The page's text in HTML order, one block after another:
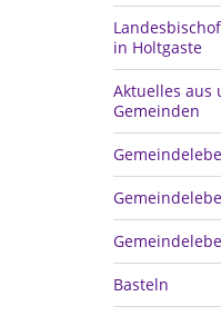
in Holtgaste
Aktuelles aus
Gemeinden
Basteln